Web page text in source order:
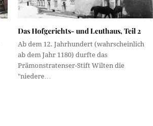
Das Hofgerichts- und Leuthaus, Teil 2
Ab dem 12. Jahrhundert (wahrscheinlich
ab dem Jahr 1180) durfte das
Prämonstratenser-Stift Wilten die
"niedere…